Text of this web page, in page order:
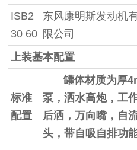
ISB2
30 60
东风康明斯发动机
限公司
上装基本配置
标准
配置
罐体材质为厚
泵，洒水高炮，工
后洒，万向嘴，自
头，带自吸自排功能